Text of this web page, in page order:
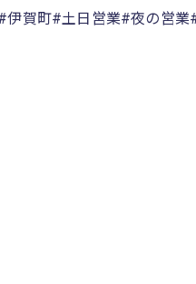
賀町#土日営業#夜の営